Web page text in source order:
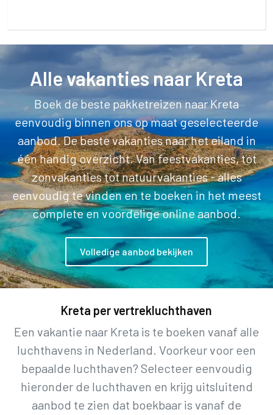
Alle vakanties naar Kreta
Boek de beste pakketreizen naar Kreta
eenvoudig binnen ons op maat geselecteerde
aanbod. De beste vakanties naar het eiland in
één handig overzicht. Van feestvakanties, tot
zonvakanties tot natuurvakanties - alles
eenvoudig te vinden en te boeken in het meest
complete en voordelige online aanbod.
Volledige aanbod bekijken
Kreta per vertrekluchthaven
Een vakantie naar Kreta is te boeken vanaf alle
luchthavens in Nederland. Voorkeur voor een
bepaalde luchthaven? Selecteer eenvoudig
hieronder de luchthaven en krijg uitsluitend
aanbod te zien dat boekbaar is vanaf de